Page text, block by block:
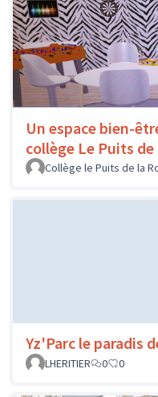
Un espace bien-
collège Le Puits de
Collège le Puits de la
Yz'Parc le paradis
LHERITIER
0 0